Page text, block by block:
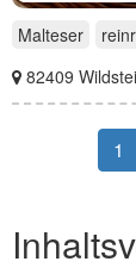
Malteser
82409
1